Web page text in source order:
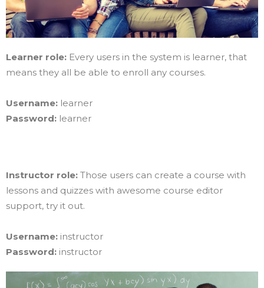
Learner role: Every users in the system is learner, that
means they all be able to enroll any courses.
Username: learner
Password: learner
Instructor role: Those users can create a course with
lessons and quizzes with awesome course editor
support, try it out.
Username: instructor
Password: instructor